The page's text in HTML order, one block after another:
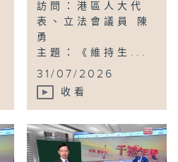
訪問：港區人大代
表、立法會議員 陳
勇
主題：《維持生...
31/07/2026
收看